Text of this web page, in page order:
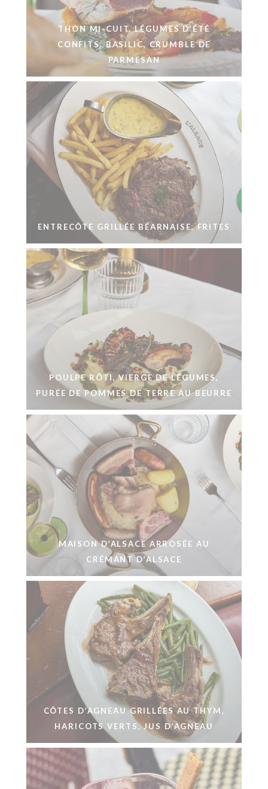
THON MI-CUIT, LÉGUMES D’ÉTÉ
CONFITS, BASILIC, CRUMBLE DE
PARMESAN
ENTRECÔTE GRILLÉE BÉARNAISE, FRITES
POULPE RÔTI, VIERGE DE LÉGUMES,
PURÉE DE POMMES DE TERRE AU BEURRE
MAISON D’ALSACE ARROSÉE AU
CRÉMANT D’ALSACE
CÔTES D’AGNEAU GRILLÉES AU THYM,
HARICOTS VERTS, JUS D’AGNEAU